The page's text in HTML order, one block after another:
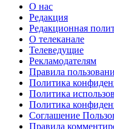
О нас
Редакция
Редакционная
О телеканале
Телеведущие
Рекламодателям
Правила
Политика
Политика
Политика
Соглашение
Правила